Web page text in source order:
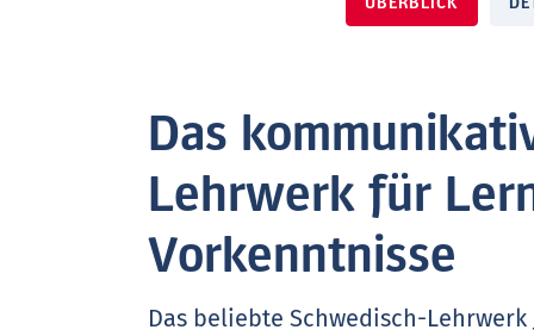
ÜBERBLICK
Das
Lehrwerk für
Vorkenntnisse
Das beliebte Schwedisch-Lehrwerk